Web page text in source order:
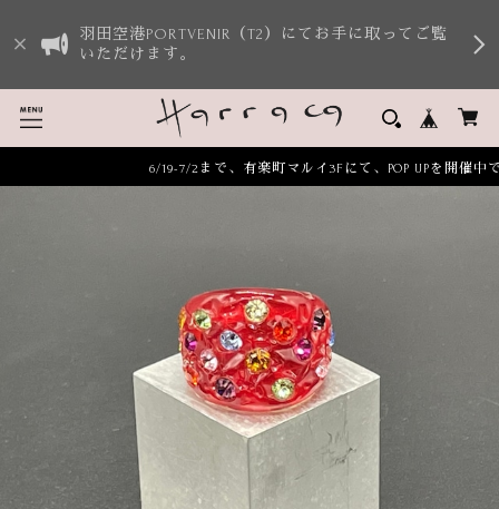
羽田空港PORTVENIR（T2）にてお手に取ってご覧
いただけます。
6/19-7/2まで、有楽町マルイ3Fにて、POP UPを開催中